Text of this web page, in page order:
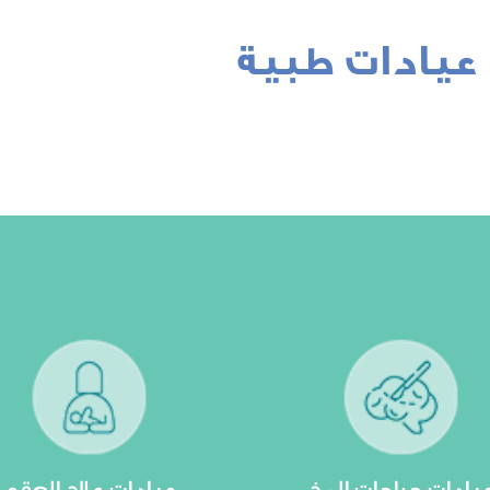
عيادات طبية
والجهاز العصبي. يمكن أن
هذه المشاكل تلك التي
تدخلاً جراحيًا لتصحيحها
أو علاجها.
عيادات علاج العقم إلى
حاملةً في طياتها الأمل
للأزواج الذين يعانون من
تحقيق الحمل...